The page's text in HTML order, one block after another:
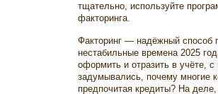
тщательно, используйте
факторинга.
Факторинг — надёжный способ
нестабильные времена 2025
оформить и отразить в учёте,
задумывались, почему многие
предпочитая кредиты? На